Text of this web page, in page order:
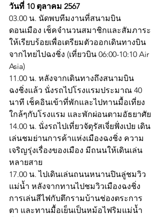
วันที่ 10 ตุลาคม 2567
03.00 น. นัดพบทีมงานที่สนามบิน
ดอนเมือง เช็คจำนวนสมาชิกและสัมภาระ
ให้เรียบร้อยเพื่อเตรียมตัวออกเดินทางบิน
จากไทยไปฉงชิ่ง (เที่ยวบิน 06:00-10:10 Air
Asia)
11.00 น. หลังจากเดินทางถึงสนามบิน
ฉงชิ่งแล้ว นั่งรถไปโรงแรมประมาณ 40
นาที เช็คอินเข้าที่พักและไปทานมื้อเที่ยง
ใกล้ๆกับโรงแรม และพักผ่อนตามอัธยาศัย
14.00 น. นั่งรถไปเที่ยวจัตุรัสเจี่ยฟั่งเป่ย เดิน
เล่นชมย่านการค้าแห่งเมืองฉงชิ่ง ความ
เจริญรุ่งเรื่องของเมือง มีถนนให้เดินเล่น
หลายสาย
17.00 น. ไปเดินเล่นถนนหนานปินลู่ชมวิว
แม่น้ำ หลังจากทานไปชมวิวเมืองฉงชิ่ง
การเล่นสีไฟกับตึกรามบ้านช่องตระการ
ตา และทานมื้อเย็นเป็นหม้อไฟริมแม่น้ำ